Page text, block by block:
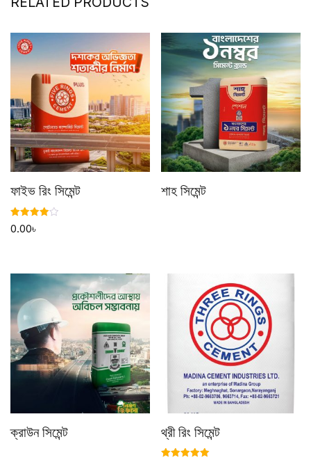
ফাইভ রিং সিমেন্ট
Rated
4.00
0.00৳
শাহ সিমেন্ট
ক্রাউন সিমেন্ট থ্রী রিং সিমেন্ট